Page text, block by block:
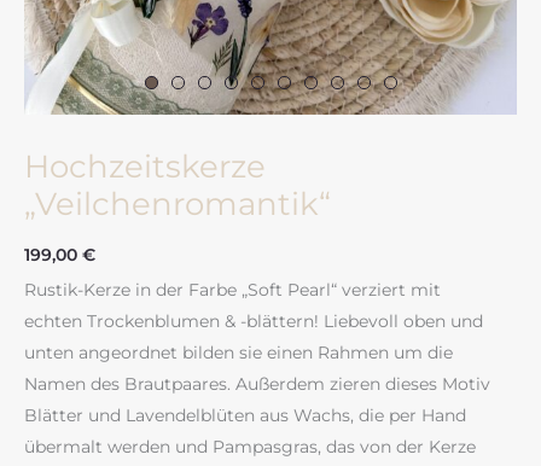
Hochzeitskerze
„Veilchenromantik“
199,00 €
Rustik-Kerze in der Farbe „Soft Pearl“ verziert mit
echten Trockenblumen & -blättern! Liebevoll oben und
unten angeordnet bilden sie einen Rahmen um die
Namen des Brautpaares. Außerdem zieren dieses Motiv
Blätter und Lavendelblüten aus Wachs, die per Hand
übermalt werden und Pampasgras, das von der Kerze